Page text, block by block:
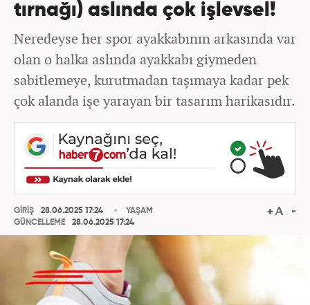
tırnağı) aslında çok işlevsel!
Neredeyse her spor ayakkabının arkasında var
olan o halka aslında ayakkabı giymeden
sabitlemeye, kurutmadan taşımaya kadar pek
çok alanda işe yarayan bir tasarım harikasıdır.
GİRİŞ
28.06.2025 17:24
GÜNCELLEME
28.06.2025 17:24
YAŞAM